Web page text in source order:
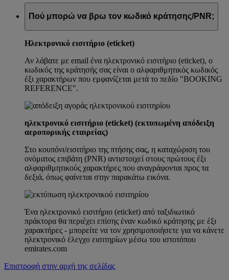
Πού μπορώ να βρω τον κωδικό κράτησης/PNR;
Ηλεκτρονικό εισιτήριο (eticket)
Αν λάβατε με email ένα ηλεκτρονικό εισιτήριο (eticket), ο
κωδικός της κράτησής σας είναι ο αλφαριθμητικός κωδικός
έξι χαρακτήρων που εμφανίζεται μετά το πεδίο "BOOKING
REFERENCE".
ηλεκτρονικό εισιτήριο (eticket) (εκτυπωμένη απόδειξη
αεροπορικής εταιρείας)
Στο κουπόνι/εισιτήριο της πτήσης σας, η καταχώριση του
ονόματος επιβάτη (PNR) αντιστοιχεί στους πρώτους έξι
αλφαριθμητικούς χαρακτήρες που αναγράφονται προς τα
δεξιά, όπως φαίνεται στην παρακάτω εικόνα.
Ένα ηλεκτρονικό εισιτήριο (eticket) από ταξιδιωτικό
πράκτορα θα περιέχει επίσης έναν κωδικό κράτησης με έξι
χαρακτήρες - μπορείτε να τον χρησιμοποιήσετε για να κάνετε
ηλεκτρονικό έλεγχο εισιτηρίων μέσω του ιστοτόπου
emirates.com
Επιστροφή στην αρχή της σελίδας